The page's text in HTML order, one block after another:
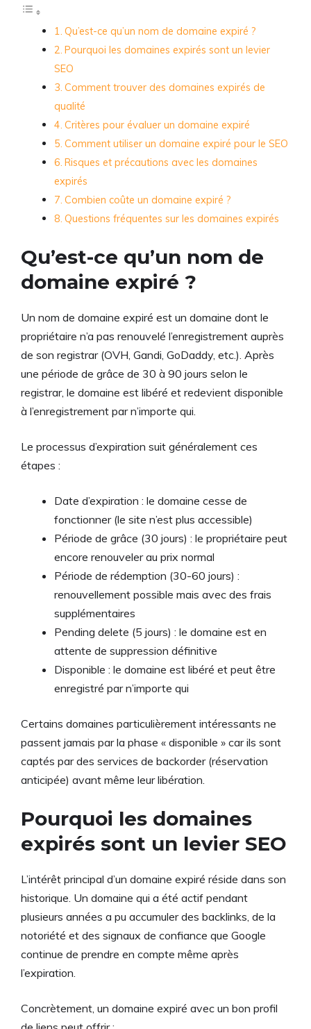
Qu’est-ce qu’un nom de domaine expiré ?
Pourquoi les domaines expirés sont un levier
SEO
Comment trouver des domaines expirés de
qualité
Critères pour évaluer un domaine expiré
Comment utiliser un domaine expiré pour le SEO
Risques et précautions avec les domaines
expirés
Combien coûte un domaine expiré ?
Questions fréquentes sur les domaines expirés
Qu’est-ce qu’un nom de
domaine expiré ?
Un nom de domaine expiré est un domaine dont le
propriétaire n’a pas renouvelé l’enregistrement auprès
de son registrar (OVH, Gandi, GoDaddy, etc.). Après
une période de grâce de 30 à 90 jours selon le
registrar, le domaine est libéré et redevient disponible
à l’enregistrement par n’importe qui.
Le processus d’expiration suit généralement ces
étapes :
Date d’expiration : le domaine cesse de
fonctionner (le site n’est plus accessible)
Période de grâce (30 jours) : le propriétaire peut
encore renouveler au prix normal
Période de rédemption (30-60 jours) :
renouvellement possible mais avec des frais
supplémentaires
Pending delete (5 jours) : le domaine est en
attente de suppression définitive
Disponible : le domaine est libéré et peut être
enregistré par n’importe qui
Certains domaines particulièrement intéressants ne
passent jamais par la phase « disponible » car ils sont
captés par des services de backorder (réservation
anticipée) avant même leur libération.
Pourquoi les domaines
expirés sont un levier SEO
L’intérêt principal d’un domaine expiré réside dans son
historique. Un domaine qui a été actif pendant
plusieurs années a pu accumuler des backlinks, de la
notoriété et des signaux de confiance que Google
continue de prendre en compte même après
l’expiration.
Concrètement, un domaine expiré avec un bon profil